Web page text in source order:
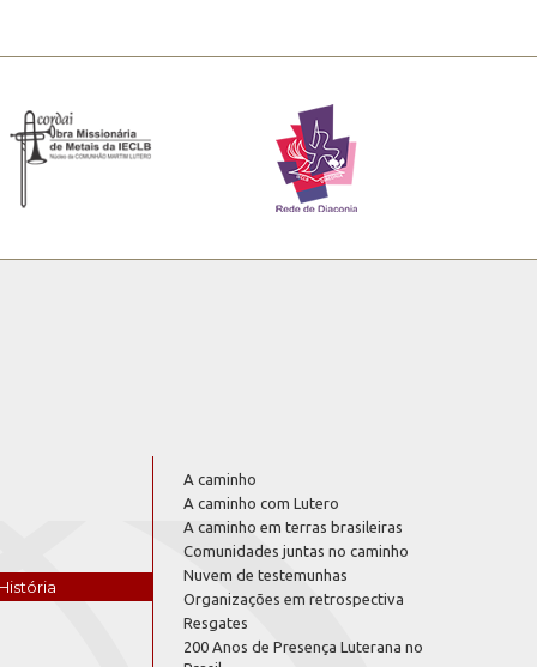
A caminho
A caminho com Lutero
A caminho em terras brasileiras
Comunidades juntas no caminho
Nuvem de testemunhas
Organizações em retrospectiva
Resgates
200 Anos de Presença Luterana no